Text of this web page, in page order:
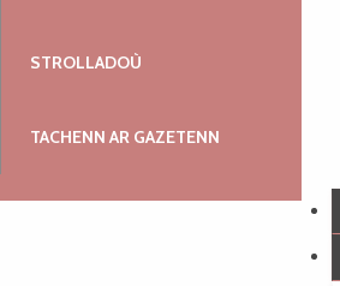
STROLLADOÙ
TACHENN AR GAZETENN